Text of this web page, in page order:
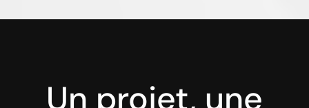
Un projet, une